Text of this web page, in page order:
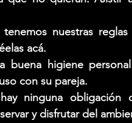
tenemos nuestras
acá.
buena higiene
con su pareja.
ninguna obligación
y disfrutar del